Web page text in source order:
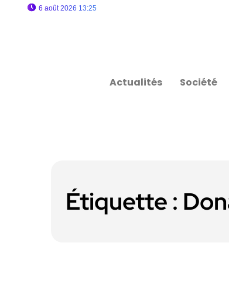
6 août 2026 13:25
Actualités Société
Étiquette :